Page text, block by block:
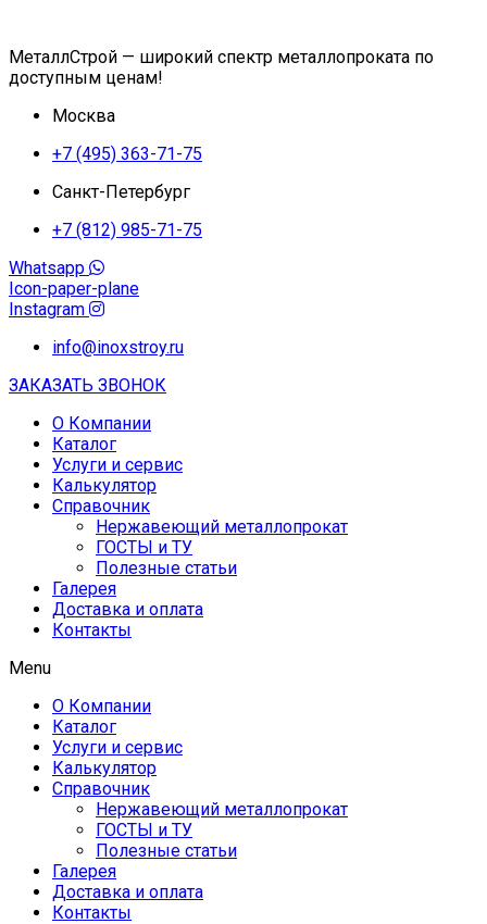
МеталлСтрой — широкий спектр металлопроката по
доступным ценам!
Москва
+7 (495) 363-71-75
Санкт-Петербург
+7 (812) 985-71-75
Whatsapp
Icon-paper-plane
Instagram
info@inoxstroy.ru
ЗАКАЗАТЬ ЗВОНОК
О Компании
Каталог
Услуги и сервис
Калькулятор
Справочник
Нержавеющий металлопрокат
ГОСТЫ и ТУ
Полезные статьи
Галерея
Доставка и оплата
Контакты
Menu
О Компании
Каталог
Услуги и сервис
Калькулятор
Справочник
Нержавеющий металлопрокат
ГОСТЫ и ТУ
Полезные статьи
Галерея
Доставка и оплата
Контакты